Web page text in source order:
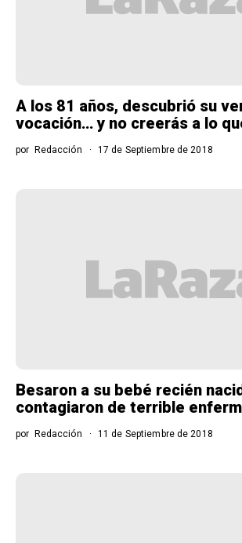
A los 81 años, descubrió su
vocación… y no creerás a lo
por Redacción 17 de Septiembre de 2018
Besaron a su bebé recién
contagiaron de terrible
por Redacción 11 de Septiembre de 2018